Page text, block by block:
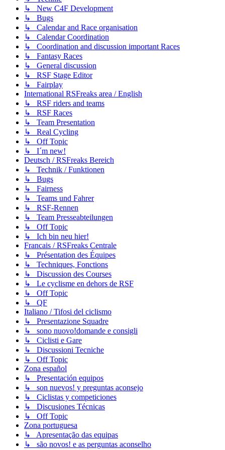
↳ New C4F Development
↳ Bugs
↳ Calendar and Race organisation
↳ Calendar Coordination
↳ Coordination and discussion important Races
↳ Fantasy Races
↳ General discussion
↳ RSF Stage Editor
↳ Fairplay
International RSFreaks area / English
↳ RSF riders and teams
↳ RSF Races
↳ Team Presentation
↳ Real Cycling
↳ Off Topic
↳ I´m new!
Deutsch / RSFreaks Bereich
↳ Technik / Funktionen
↳ Bugs
↳ Fairness
↳ Teams und Fahrer
↳ RSF-Rennen
↳ Team Presseabteilungen
↳ Off Topic
↳ Ich bin neu hier!
Francais / RSFreaks Centrale
↳ Présentation des Équipes
↳ Techniques, Fonctions
↳ Discussion des Courses
↳ Le cyclisme en dehors de RSF
↳ Off Topic
↳ QF
Italiano / Tifosi del ciclismo
↳ Presentazione Squadre
↳ sono nuovo!domande e consigli
↳ Ciclisti e Gare
↳ Discussioni Tecniche
↳ Off Topic
Zona español
↳ Presentación equipos
↳ son nuevos! y preguntas aconsejo
↳ Ciclistas y competiciones
↳ Discusiones Técnicas
↳ Off Topic
Zona portuguesa
↳ Apresentação das equipas
↳ são novos! e as perguntas aconselho